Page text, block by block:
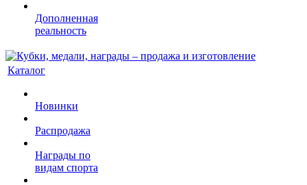
Дополненная
реальность
Каталог
Новинки
Распродажа
Награды по
видам спорта